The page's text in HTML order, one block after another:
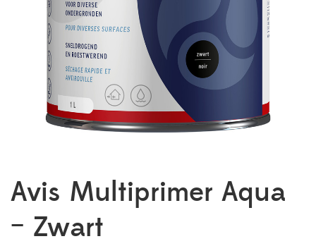
Avis Multiprimer Aqua
– Zwart